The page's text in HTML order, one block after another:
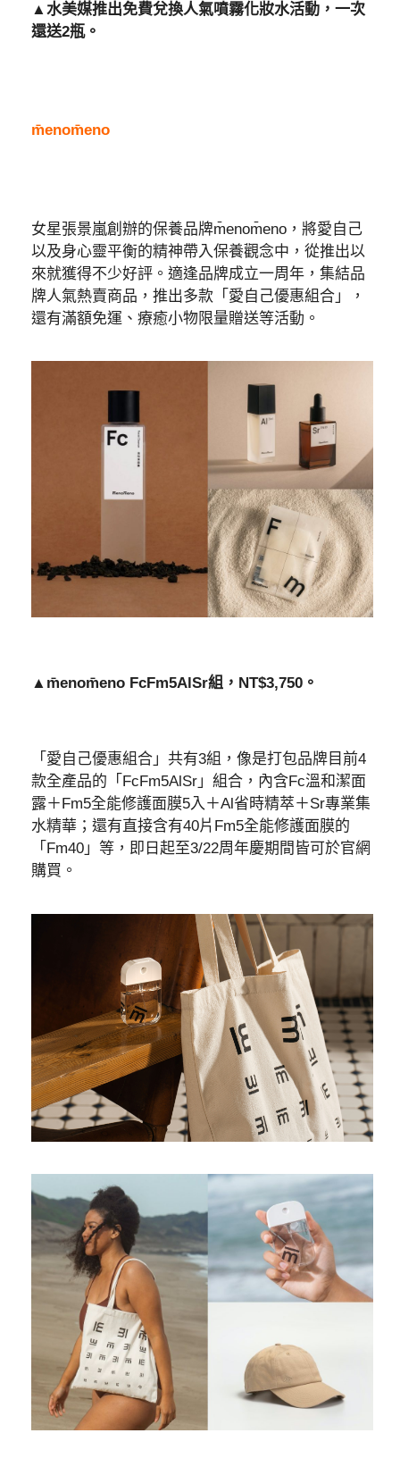
▲水美媒推出免費兌換人氣噴霧化妝水活動，一次
還送2瓶。
m̄enom̄eno
女星張景嵐創辦的保養品牌m̄enom̄eno，將愛自己
以及身心靈平衡的精神帶入保養觀念中，從推出以
來就獲得不少好評。適逢品牌成立一周年，集結品
牌人氣熱賣商品，推出多款「愛自己優惠組合」，
還有滿額免運、療癒小物限量贈送等活動。
▲m̄enom̄eno FcFm5AlSr組，NT$3,750。
「愛自己優惠組合」共有3組，像是打包品牌目前4
款全產品的「FcFm5AlSr」組合，內含Fc溫和潔面
露＋Fm5全能修護面膜5入＋Al省時精萃＋Sr專業集
水精華；還有直接含有40片Fm5全能修護面膜的
「Fm40」等，即日起至3/22周年慶期間皆可於官網
購買。